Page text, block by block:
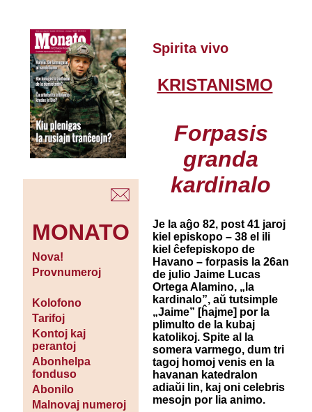
MONATO
Nova!
Provnumeroj
Kolofono
Tarifoj
Kontoj kaj
perantoj
Abonhelpa
fonduso
Abonilo
Malnovaj numeroj
Spirita vivo
KRISTANISMO
Forpasis
granda
kardinalo
Je la aĝo 82, post 41 jaroj
kiel episkopo – 38 el ili
kiel ĉefepiskopo de
Havano – forpasis la 26an
de julio Jaime Lucas
Ortega Alamino, „la
kardinalo”, aŭ tutsimple
„Jaime” [ĥajme] por la
plimulto de la kubaj
katolikoj. Spite al la
somera varmego, dum tri
tagoj homoj venis en la
havanan katedralon
adiaŭi lin, kaj oni celebris
mesojn por lia animo.